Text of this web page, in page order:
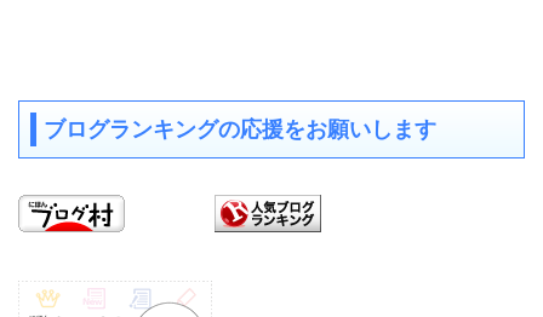
ブログランキングの応援をお願いします